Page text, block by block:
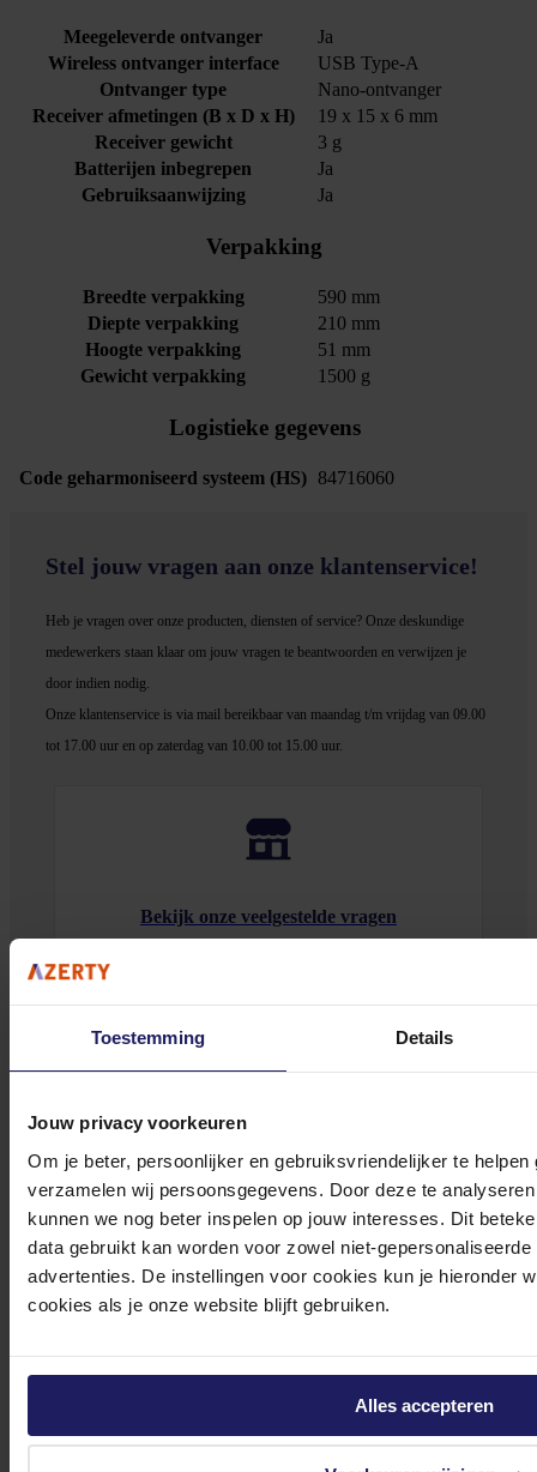
Toestemming Details
Jouw privacy voorkeuren
Om je beter, persoonlijker en gebruiksvriendelijker te
verzamelen wij persoonsgegevens. Door deze te
kunnen we nog beter inspelen op jouw interesses. Dit
data gebruikt kan worden voor zowel niet-
advertenties. De instellingen voor cookies kun je hieronder
cookies als je onze website blijft gebruiken.
Alles accepteren
Meegeleverde ontvanger
Ja
Wireless ontvanger interface
USB Type-A
Ontvanger type
Nano-ontvanger
Receiver afmetingen (B x D x H)
19 x 15 x 6 mm
Receiver gewicht
3 g
Batterijen inbegrepen
Ja
Gebruiksaanwijzing
Ja
Verpakking
Breedte verpakking
590 mm
Diepte verpakking
210 mm
Hoogte verpakking
51 mm
Gewicht verpakking
1500 g
Logistieke gegevens
Code geharmoniseerd systeem (HS) 84716060
Stel jouw vragen aan onze klantenservice!
Heb je vragen over onze producten, diensten of service? Onze deskundige
medewerkers staan klaar om jouw vragen te beantwoorden en verwijzen je
door indien nodig.
Onze klantenservice is via mail bereikbaar van maandag t/m vrijdag van 09.00
tot 17.00 uur en op zaterdag van 10.00 tot 15.00 uur.
Bekijk onze veelgestelde vragen
Klantenservice@azerty.nl
Meld je aan voor onze nieuwsbrief!
Meld je aan